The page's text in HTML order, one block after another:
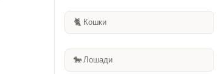
🐈 Кошки
🐎 Лошади